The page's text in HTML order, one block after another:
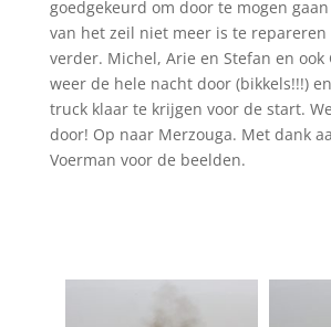
goedgekeurd om door te mogen
van het zeil niet meer is te repareren
verder. Michel, Arie en Stefan en ook
weer de hele nacht door (bikkels!!!)
truck klaar te krijgen voor de start.
door! Op naar Merzouga. Met dank
Voerman voor de beelden.